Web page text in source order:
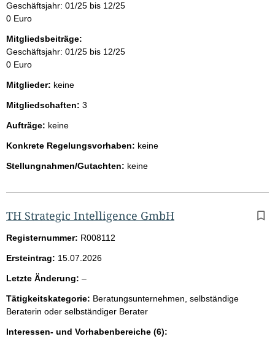
Geschäftsjahr: 01/25 bis 12/25
0 Euro
Mitgliedsbeiträge:
Geschäftsjahr: 01/25 bis 12/25
0 Euro
Mitglieder: keine
Mitgliedschaften: 3
Aufträge: keine
Konkrete Regelungsvorhaben: keine
Stellungnahmen/Gutachten: keine
TH Strategic Intelligence GmbH
Registernummer: R008112
Ersteintrag: 15.07.2026
Letzte Änderung: –l
e
r
Tätigkeitskategorie: Beratungsunternehmen, selbständige
Beraterin oder selbständiger Berater
Interessen- und Vorhabenbereiche (6):